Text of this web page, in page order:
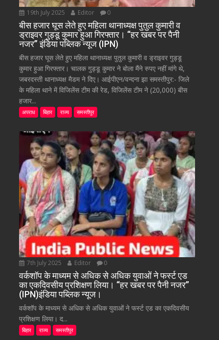
19th July 2025 Editor 0
बीस हजार घूस लेते हुए महिला थानाध्यक्ष पुतुल कुमारी व
ड्राइवर गुड्डू कुमार हुआ गिरफ्तार। “हर खबर पर पैनी
नजर” इंडिया पब्लिक न्यूज (IPN)
बीस हजार घूस लेते हुए महिला थानाध्यक्ष पुतुल कुमारी व ड्राइवर गुड्डू
कुमार हुआ गिरफ्तार। चालक गुड्डू कुमार ने बोला मैंने रुपए नहीं मांगे थे,
जबरदस्ती थानाध्यक्ष मैडम ने दिए। आईपीएन/वन्दना झा समस्तीपुर:- जिले
के महिला थाने में विजिलेंस टीम की रेड, विजिलेंस टीम ने (20,000) बीस
हजार...
अपराध बिहार राज्य समस्तीपुर
7th July 2025 Editor 0
वर्कशॉप के माध्यम से अधिक से अधिक युवाओं ने फर्स्ट एड
का एकदिवसीय प्रशिक्षण लिया। “हर खबर पर पैनी नजर”
(IPN)इंडिया पब्लिक न्यूज।
वर्कशॉप के माध्यम से अधिक से अधिक युवाओं ने फर्स्ट एड का एकदिवसीय
प्रशिक्षण लिया। द...
बिहार राज्य समस्तीपुर